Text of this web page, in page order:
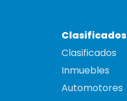
Clasificados
Clasificados
Inmuebles
Automotores